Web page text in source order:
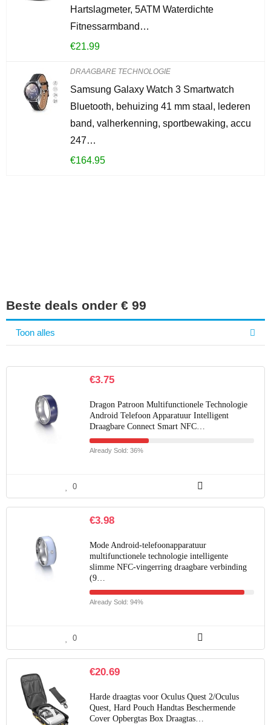
Hartslagmeter, 5ATM Waterdichte
Fitnessarmband…
€21.99
DRAAGBARE TECHNOLOGIE
Samsung Galaxy Watch 3 Smartwatch
Bluetooth, behuizing 41 mm staal, lederen
band, valherkenning, sportbewaking, accu
247…
€164.95
Beste deals onder € 99
Toon alles
€3.75
Dragon Patroon Multifunctionele Technologie
Android Telefoon Apparatuur Intelligent
Draagbare Connect Smart NFC…
Already Sold: 36%
0
€3.98
Mode Android-telefoonapparatuur
multifunctionele technologie intelligente
slimme NFC-vingerring draagbare verbinding
(9…
Already Sold: 94%
0
€20.69
Harde draagtas voor Oculus Quest 2/Oculus
Quest, Hard Pouch Handtas Beschermende
Cover Opbergtas Box Draagtas…